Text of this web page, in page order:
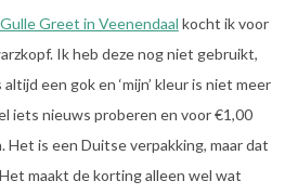
Greet in Veenendaal kocht ik voor
Ik heb deze nog niet gebruikt,
een gok en ‘mijn’ kleur is niet meer
iets nieuws proberen en voor €1,00
Het is een Duitse verpakking, maar dat
maakt de korting alleen wel wat